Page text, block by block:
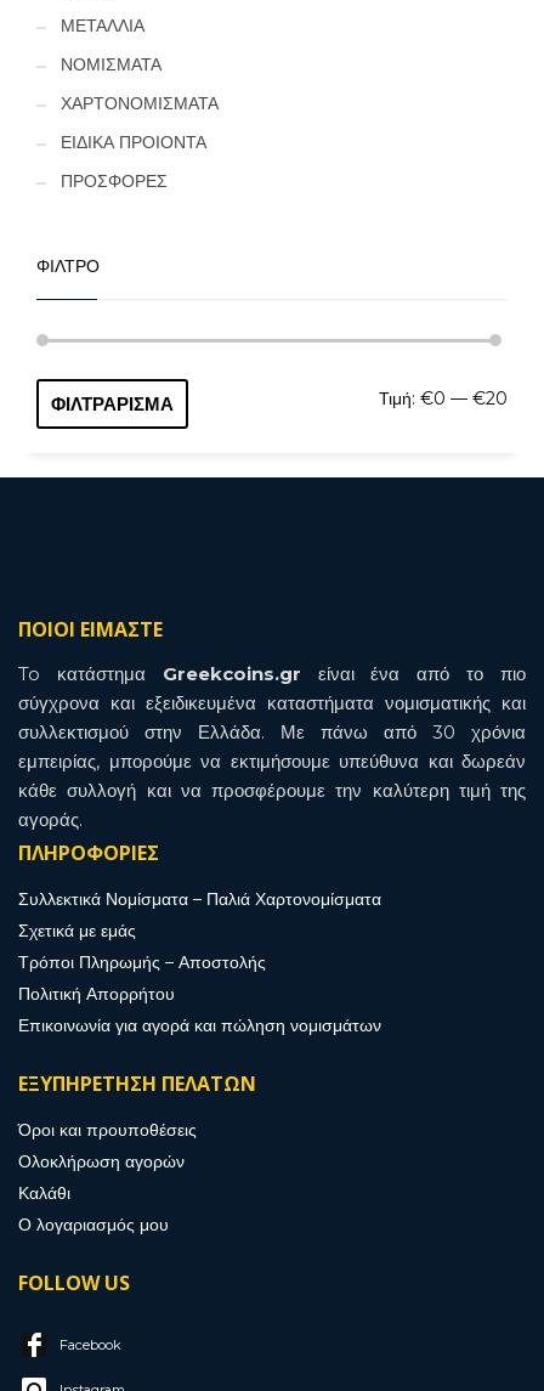
ΜΕΤΑΛΛΙΑ
ΝΟΜΙΣΜΑΤΑ
ΧΑΡΤΟΝΟΜΙΣΜΑΤΑ
ΕΙΔΙΚΑ ΠΡΟΙΟΝΤΑ
ΠΡΟΣΦΟΡΕΣ
ΦΙΛΤΡΟ
ΦΙΛΤΡΆΡΙΣΜΑ Τιμή: €0 — €20
ΠΟΙΟΙ ΕΙΜΑΣΤΕ
To κατάστημα Greekcoins.gr είναι ένα από το πιο
σύγχρονα και εξειδικευμένα καταστήματα νομισματικής και
συλλεκτισμού στην Ελλάδα. Με πάνω από 30 χρόνια
εμπειρίας, μπορούμε να εκτιμήσουμε υπεύθυνα και δωρεάν
κάθε συλλογή και να προσφέρουμε την καλύτερη τιμή της
αγοράς.
ΠΛΗΡΟΦΟΡΙΕΣ
Συλλεκτικά Νομίσματα – Παλιά Χαρτονομίσματα
Σχετικά με εμάς
Τρόποι Πληρωμής – Αποστολής
Πολιτική Απορρήτου
Επικοινωνία για αγορά και πώληση νομισμάτων
ΕΞΥΠΗΡΕΤΗΣΗ ΠΕΛΑΤΩΝ
Όροι και προυποθέσεις
Ολοκλήρωση αγορών
Καλάθι
Ο λογαριασμός μου
FOLLOW US
Facebook